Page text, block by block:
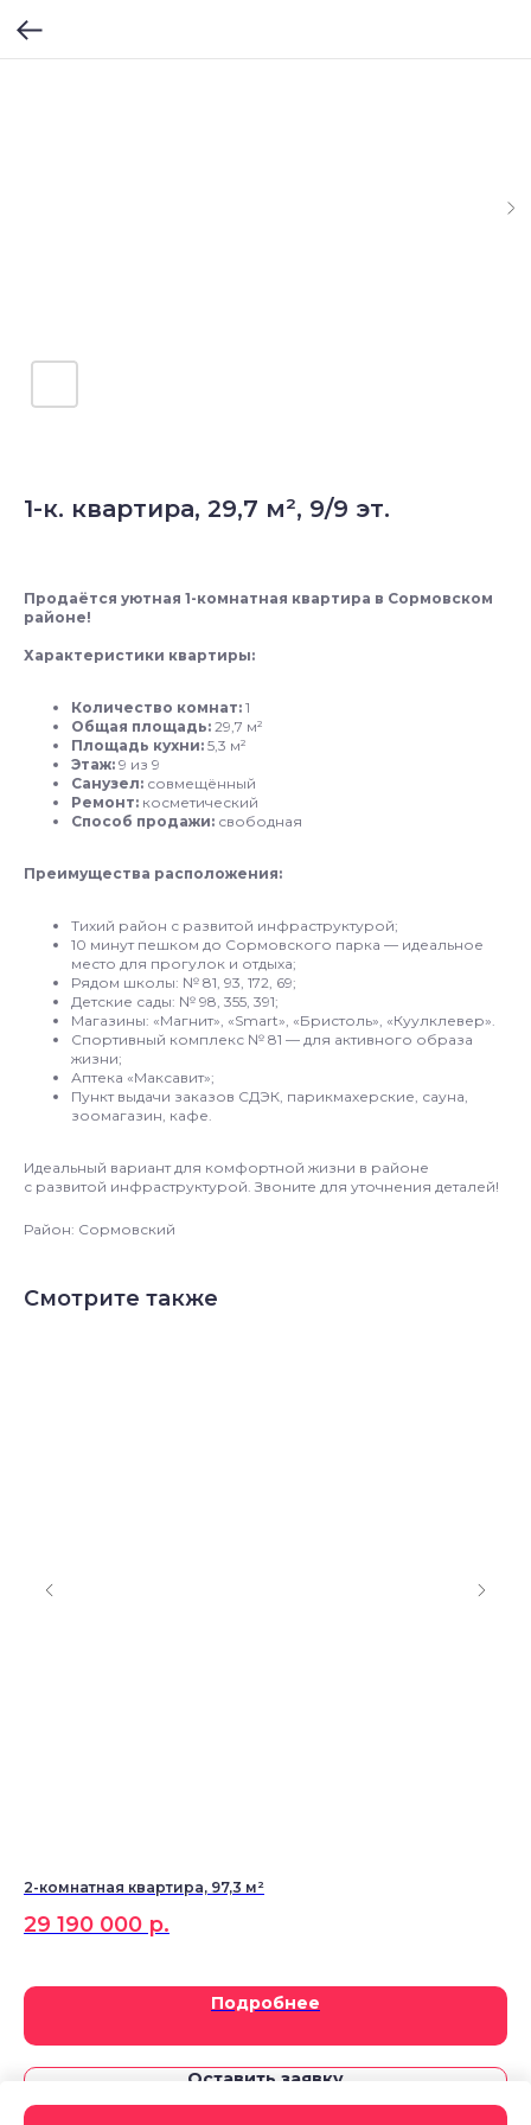
1-к. квартира, 29,7 м², 9/9 эт.
Продаётся уютная 1-комнатная квартира в Сормовском
районе!
Характеристики квартиры:
Количество комнат: 1
Общая площадь: 29,7 м²
Площадь кухни: 5,3 м²
Этаж: 9 из 9
Санузел: совмещённый
Ремонт: косметический
Способ продажи: свободная
Преимущества расположения:
Тихий район с развитой инфраструктурой;
10 минут пешком до Сормовского парка — идеальное
место для прогулок и отдыха;
Рядом школы: № 81, 93, 172, 69;
Детские сады: № 98, 355, 391;
Магазины: «Магнит», «Smart», «Бристоль», «Куулклевер».
Спортивный комплекс № 81 — для активного образа
жизни;
Аптека «Максавит»;
Пункт выдачи заказов СДЭК, парикмахерские, сауна,
зоомагазин, кафе.
Идеальный вариант для комфортной жизни в районе
с развитой инфраструктурой. Звоните для уточнения деталей!
Район: Сормовский
Смотрите также
2-комнатная квартира, 97,3 м²
29 190 000 р.
Подробнее
Оставить заявку